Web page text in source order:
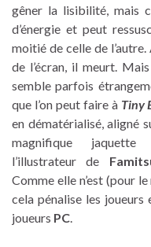
gêner la lisibilité, mais
d’énergie et peut
moitié de celle de
de l’écran, il meurt.
semble parfois
que l’on peut faire à Tiny
en dématérialisé, aligné
magnifique
l’illustrateur de
Comme elle n’est (pour
cela pénalise les joueurs
joueurs PC.